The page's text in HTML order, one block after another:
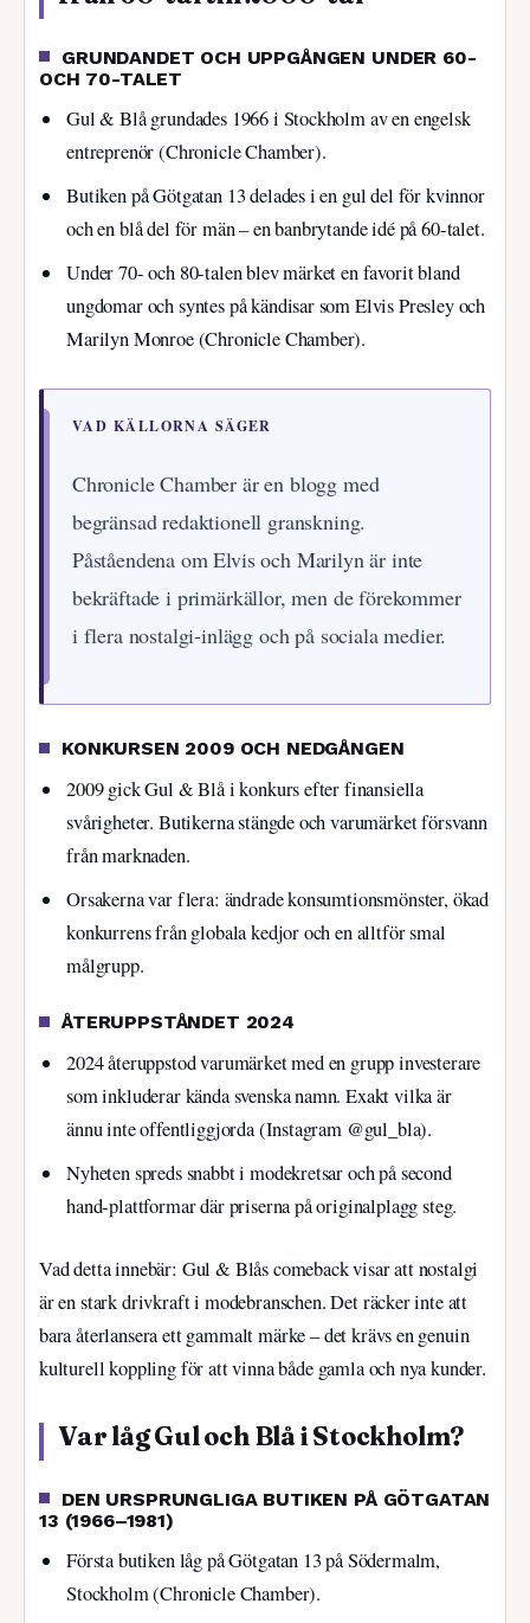
GRUNDANDET OCH UPPGÅNGEN UNDER 60-
OCH 70-TALET
Gul & Blå grundades 1966 i Stockholm av en engelsk
entreprenör (Chronicle Chamber).
Butiken på Götgatan 13 delades i en gul del för kvinnor
och en blå del för män – en banbrytande idé på 60-talet.
Under 70- och 80-talen blev märket en favorit bland
ungdomar och syntes på kändisar som Elvis Presley och
Marilyn Monroe (Chronicle Chamber).
VAD KÄLLORNA SÄGER
Chronicle Chamber är en blogg med
begränsad redaktionell granskning.
Påståendena om Elvis och Marilyn är inte
bekräftade i primärkällor, men de förekommer
i flera nostalgi-inlägg och på sociala medier.
KONKURSEN 2009 OCH NEDGÅNGEN
2009 gick Gul & Blå i konkurs efter finansiella
svårigheter. Butikerna stängde och varumärket försvann
från marknaden.
Orsakerna var flera: ändrade konsumtionsmönster, ökad
konkurrens från globala kedjor och en alltför smal
målgrupp.
ÅTERUPPSTÅNDET 2024
2024 återuppstod varumärket med en grupp investerare
som inkluderar kända svenska namn. Exakt vilka är
ännu inte offentliggjorda (Instagram @gul_bla).
Nyheten spreds snabbt i modekretsar och på second
hand-plattformar där priserna på originalplagg steg.
Vad detta innebär: Gul & Blås comeback visar att nostalgi
är en stark drivkraft i modebranschen. Det räcker inte att
bara återlansera ett gammalt märke – det krävs en genuin
kulturell koppling för att vinna både gamla och nya kunder.
Var låg Gul och Blå i Stockholm?
DEN URSPRUNGLIGA BUTIKEN PÅ GÖTGATAN
13 (1966–1981)
Första butiken låg på Götgatan 13 på Södermalm,
Stockholm (Chronicle Chamber).